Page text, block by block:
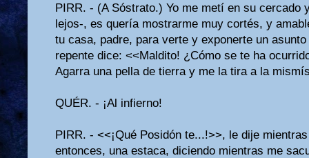
PIRR. - (A Sóstrato.) Yo me metí en su cercado
lejos-, es quería mostrarme muy cortés, y
tu casa, pa­dre, para verte y exponerte un
repente dice: <<Maldito! ¿Cómo se te ha
Agarra una pella de tierra y me la tira a la
QUÉR. - ¡Al infierno!
PIRR. - <<¡Qué Posidón te...!>>, le dije
entonces, una estaca, diciendo mien­tras me